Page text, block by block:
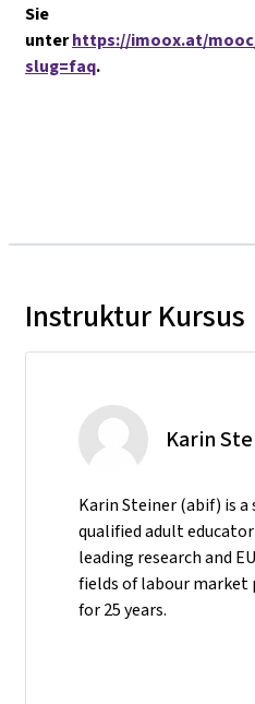
Sie
unterhttps://imoox.at/
slug=faq.
Instruktur Kursus
Karin
Karin Steiner (abif) is
qualified adult educator
leading research and
fields of labour market
for 25 years.